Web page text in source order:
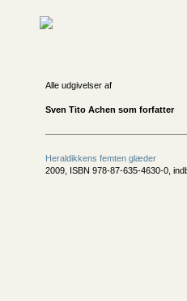
Alle udgivelser af
Sven Tito Achen som forfatter
Heraldikkens femten glæder
2009, ISBN 978-87-635-4630-0,